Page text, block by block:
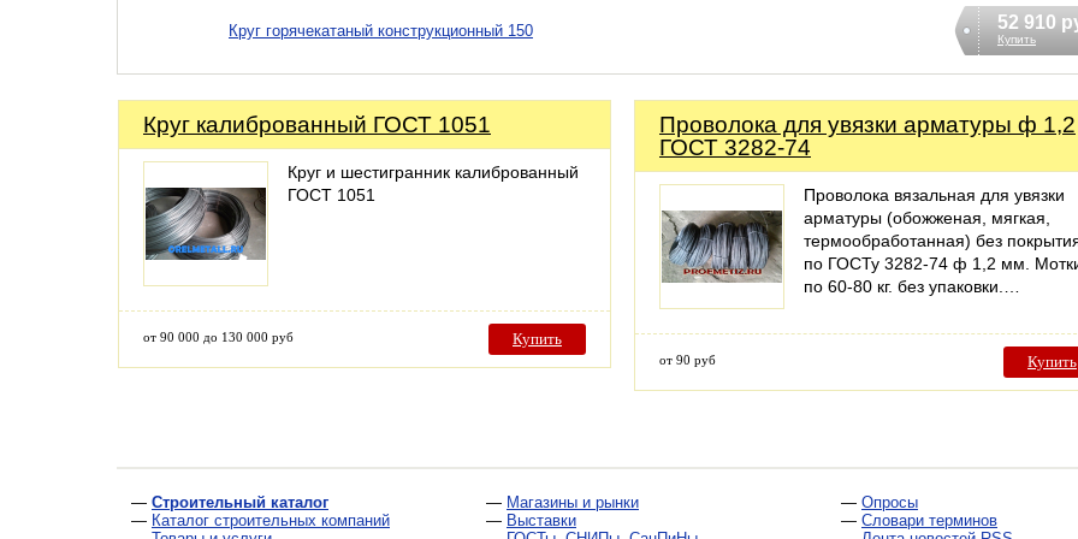
Круг горячекатаный конструкционный 150 52 910
Купить
Круг калиброванный ГОСТ 1051
Круг и шестигранник калиброванный
ГОСТ 1051
от 90 000 до 130 000 руб Купить
Проволока для увязки арматуры ф 1,2
ГОСТ 3282-74
Проволока вязальная для увязки
арматуры (обожженая, мягкая,
термообработанная) без
по ГОСТу 3282-74 ф 1,2 мм.
по 60-80 кг. без упаковки.…
от 90 руб Купить
— Строительный каталог
— Каталог строительных компаний
— Магазины и рынки
— Выставки
— Опросы
— Словари терминов